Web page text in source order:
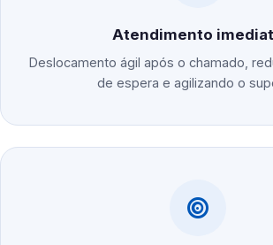
Atendimento
Deslocamento ágil após o chamado,
de espera e agilizando o